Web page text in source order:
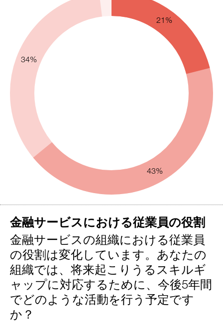
34%
43%
21%
金融サービスにおける従業員の役割
金融サービスの組織における従業員
の役割は変化しています。あなたの
組織では、将来起こりうるスキルギ
ャップに対応するために、今後5年間
でどのような活動を行う予定です
か？